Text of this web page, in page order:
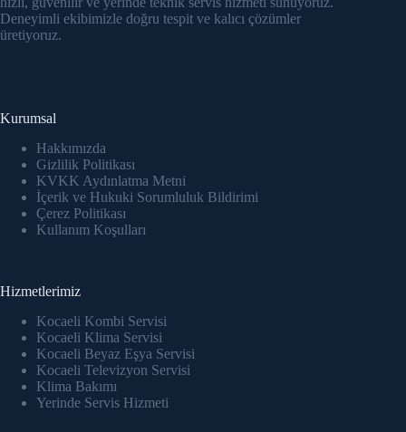
Panel
panel
Panel
panel
panel
panel
panel
panel
Deneyimli ekibimizle doğru tespit ve kalıcı çözümler
üretiyoruz.
Kurumsal
Hakkımızda
Gizlilik Politikası
KVKK Aydınlatma Metni
İçerik ve Hukuki Sorumluluk Bildirimi
Çerez Politikası
Kullanım Koşulları
Hizmetlerimiz
Kocaeli Kombi Servisi
Kocaeli Klima Servisi
Kocaeli Beyaz Eşya Servisi
Kocaeli Televizyon Servisi
Klima Bakımı
Yerinde Servis Hizmeti